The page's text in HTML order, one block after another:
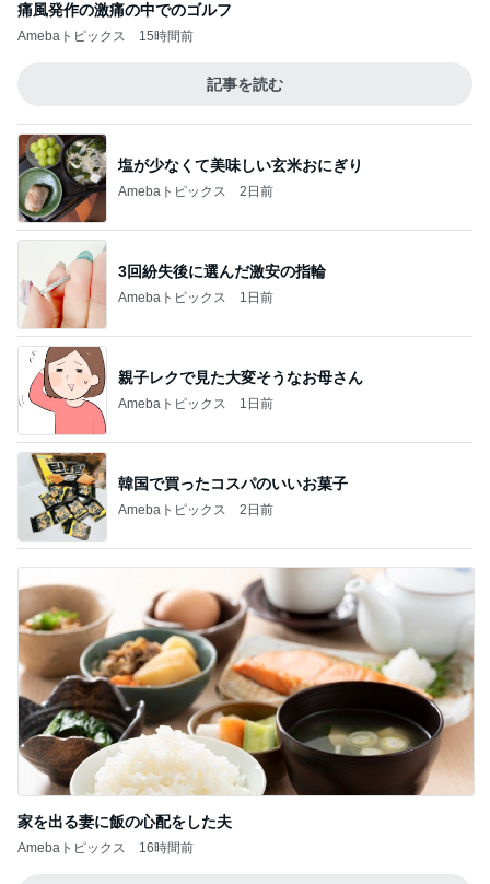
痛風発作の激痛の中でのゴルフ
Amebaトピックス 15時間前
記事を読む
塩が少なくて美味しい玄米おにぎり
Amebaトピックス 2日前
3回紛失後に選んだ激安の指輪
Amebaトピックス 1日前
親子レクで見た大変そうなお母さん
Amebaトピックス 1日前
韓国で買ったコスパのいいお菓子
Amebaトピックス 2日前
家を出る妻に飯の心配をした夫
Amebaトピックス 16時間前